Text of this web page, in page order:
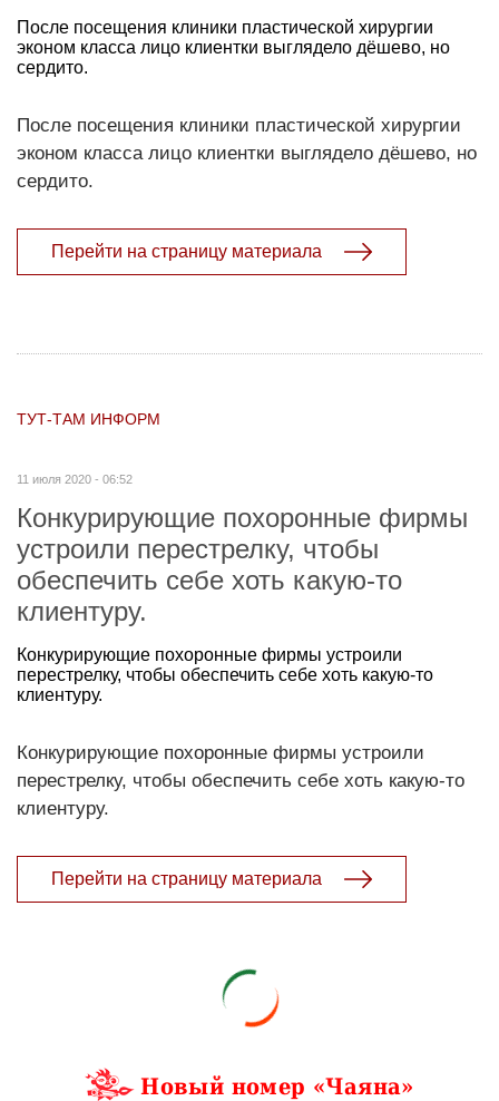
После посещения клиники пластической хирургии
эконом класса лицо клиентки выглядело дёшево, но
сердито.
После посещения клиники пластической хирургии
эконом класса лицо клиентки выглядело дёшево, но
сердито.
Перейти на страницу материала
ТУТ-ТАМ ИНФОРМ
11 июля 2020 - 06:52
Конкурирующие похоронные фирмы
устроили перестрелку, чтобы
обеспечить себе хоть какую-то
клиентуру.
Конкурирующие похоронные фирмы устроили
перестрелку, чтобы обеспечить себе хоть какую-то
клиентуру.
Конкурирующие похоронные фирмы устроили
перестрелку, чтобы обеспечить себе хоть какую-то
клиентуру.
Перейти на страницу материала
Новый номер «Чаяна»